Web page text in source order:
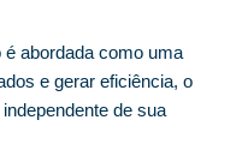
abordada como uma
e gerar eficiência, o
de sua